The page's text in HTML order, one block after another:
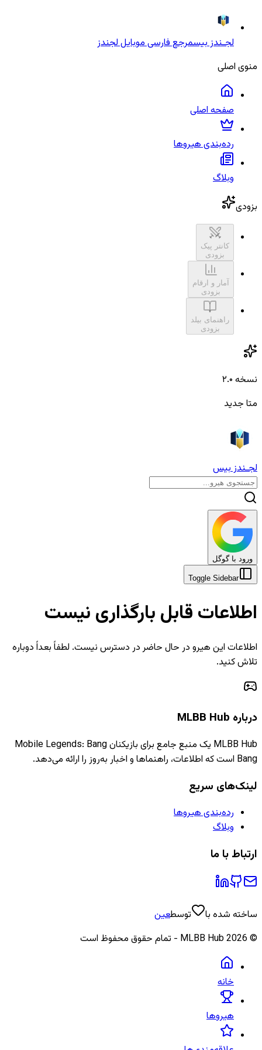
لجـندز بیسمرجع فارسی موبایل لجندز
منوی اصلی
صفحه اصلی
رده‌بندی هیروها
وبلاگ
بزودی
کانتر پیک
بزودی
آمار و ارقام
بزودی
راهنمای بیلد
بزودی
نسخه ۲.۰
متا جدید
لجـندز بیس
ورود با گوگل
Toggle Sidebar
اطلاعات قابل بارگذاری نیست
اطلاعات این هیرو در حال حاضر در دسترس نیست. لطفاً بعداً دوباره
تلاش کنید.
درباره MLBB Hub
MLBB Hub یک منبع جامع برای بازیکنان Mobile Legends: Bang
Bang است که اطلاعات، راهنماها و اخبار به‌روز را ارائه می‌دهد.
لینک‌های سریع
رده‌بندی هیروها
وبلاگ
ارتباط با ما
ساخته شده با توسطعین
©
2026
خانه
هیروها